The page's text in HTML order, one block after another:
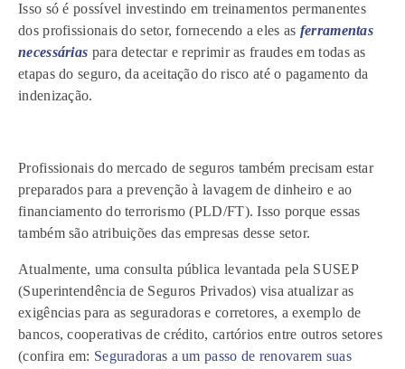
Isso só é possível investindo em treinamentos permanentes
dos profissionais do setor, fornecendo a eles as ferramentas
necessárias para detectar e reprimir as fraudes em todas as
etapas do seguro, da aceitação do risco até o pagamento da
indenização.
Profissionais do mercado de seguros também precisam estar
preparados para a prevenção à lavagem de dinheiro e ao
financiamento do terrorismo (PLD/FT). Isso porque essas
também são atribuições das empresas desse setor.
Atualmente, uma consulta pública levantada pela SUSEP
(Superintendência de Seguros Privados) visa atualizar as
exigências para as seguradoras e corretores, a exemplo de
bancos, cooperativas de crédito, cartórios entre outros setores
(confira em: Seguradoras a um passo de renovarem suas